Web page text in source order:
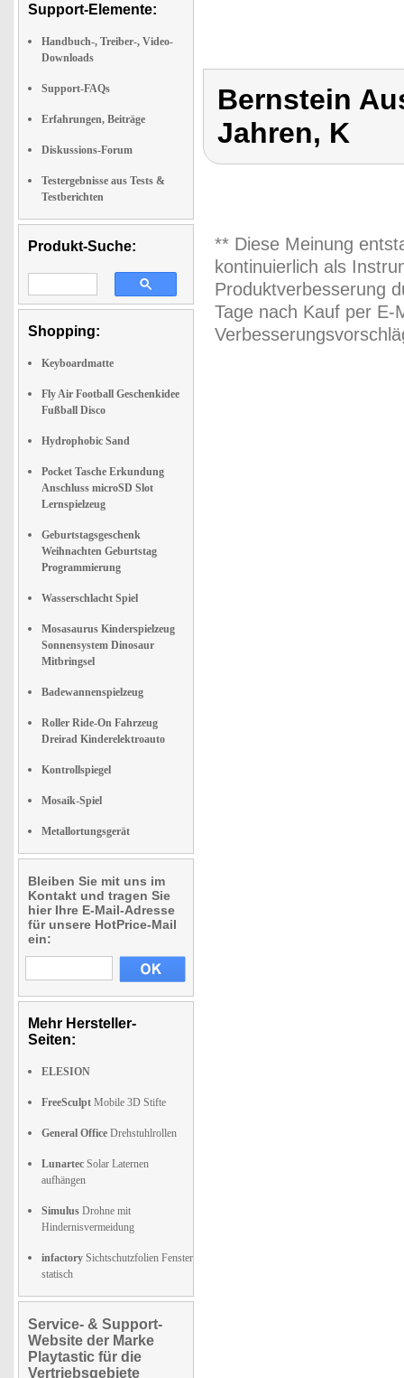
Support-Elemente:
Handbuch-, Treiber-, Video-
Downloads
Support-FAQs
Erfahrungen, Beiträge
Diskussions-Forum
Testergebnisse aus Tests &
Testberichten
Produkt-Suche:
Shopping:
Keyboardmatte
Fly Air Football Geschenkidee
Fußball Disco
Hydrophobic Sand
Pocket Tasche Erkundung
Anschluss microSD Slot
Lernspielzeug
Geburtstagsgeschenk
Weihnachten Geburtstag
Programmierung
Wasserschlacht Spiel
Mosasaurus Kinderspielzeug
Sonnensystem Dinosaur
Mitbringsel
Badewannenspielzeug
Roller Ride-On Fahrzeug
Dreirad Kinderelektroauto
Kontrollspiegel
Mosaik-Spiel
Metallortungsgerät
Bleiben Sie mit uns im
Kontakt und tragen Sie
hier Ihre E-Mail-Adresse
für unsere HotPrice-Mail
ein:
Mehr Hersteller-
Seiten:
ELESION
FreeSculpt Mobile 3D Stifte
General Office Drehstuhlrollen
Lunartec Solar Laternen
aufhängen
Simulus Drohne mit
Hindernisvermeidung
infactory Sichtschutzfolien Fenster
statisch
Service- & Support-
Website der Marke
Playtastic für die
Vertriebsgebiete
Bernstein
Jahren, K
** Diese Meinung
kontinuierlich als
Produktverbesserung
Tage nach Kauf per E-